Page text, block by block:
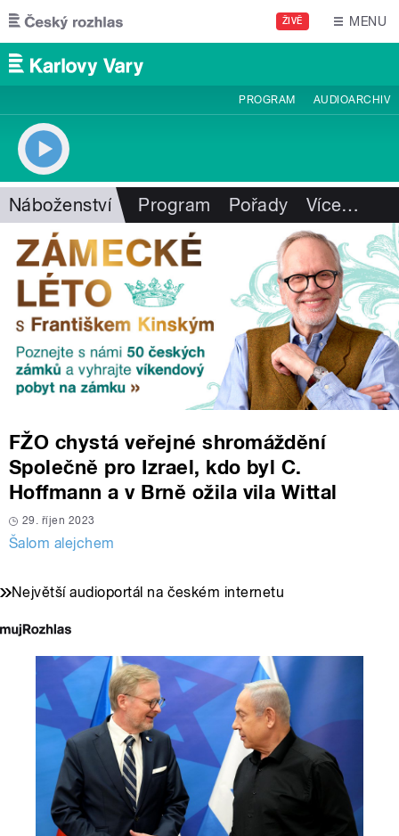
Přejít k hlavnímu obsahu
ŽIVĚ MENU
PROGRAM AUDIOARCHIV
Náboženství Program Pořady Více…
FŽO chystá veřejné shromáždění
Společně pro Izrael, kdo byl C.
Hoffmann a v Brně ožila vila Wittal
29. říjen 2023
Šalom alejchem
Největší audioportál na českém internetu